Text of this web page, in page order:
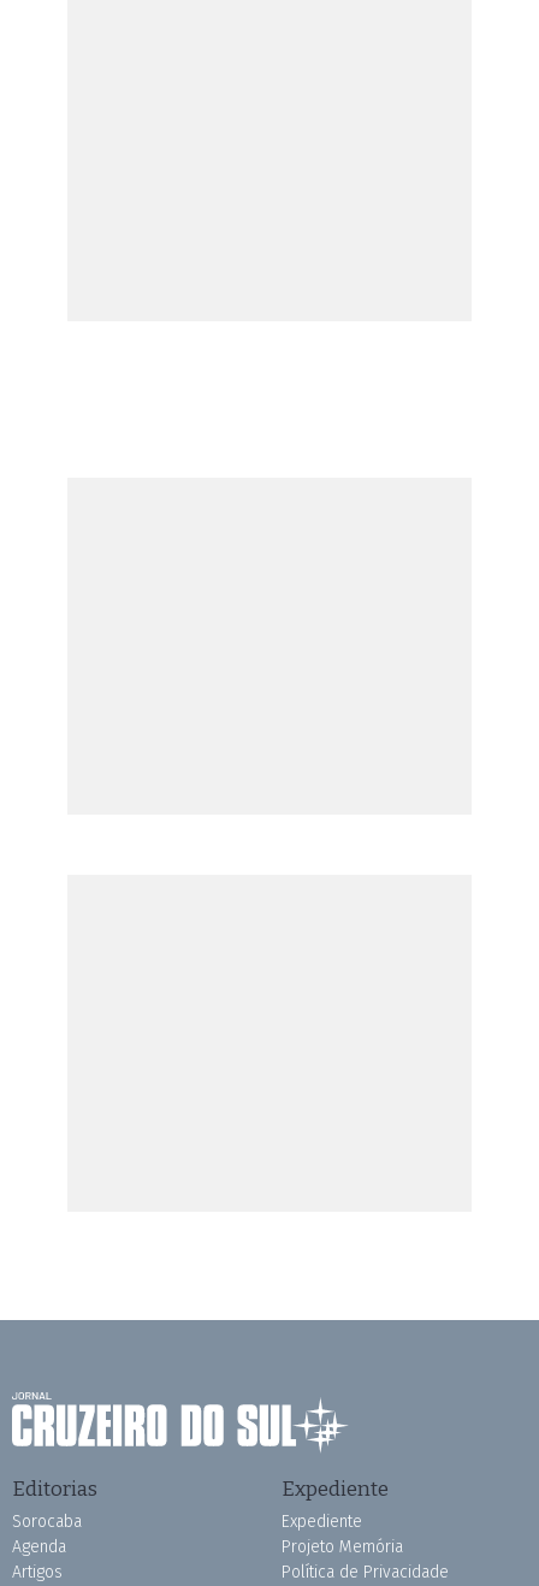
Editorias
Sorocaba
Agenda
Artigos
Expediente
Expediente
Projeto Memória
Política de Privacidade